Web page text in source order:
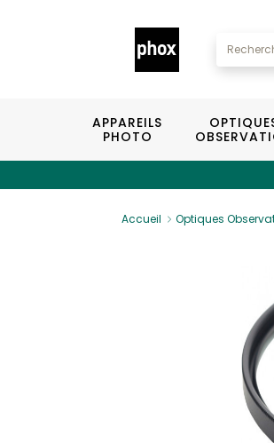
APPAREILS
PHOTO
Accueil Optiques